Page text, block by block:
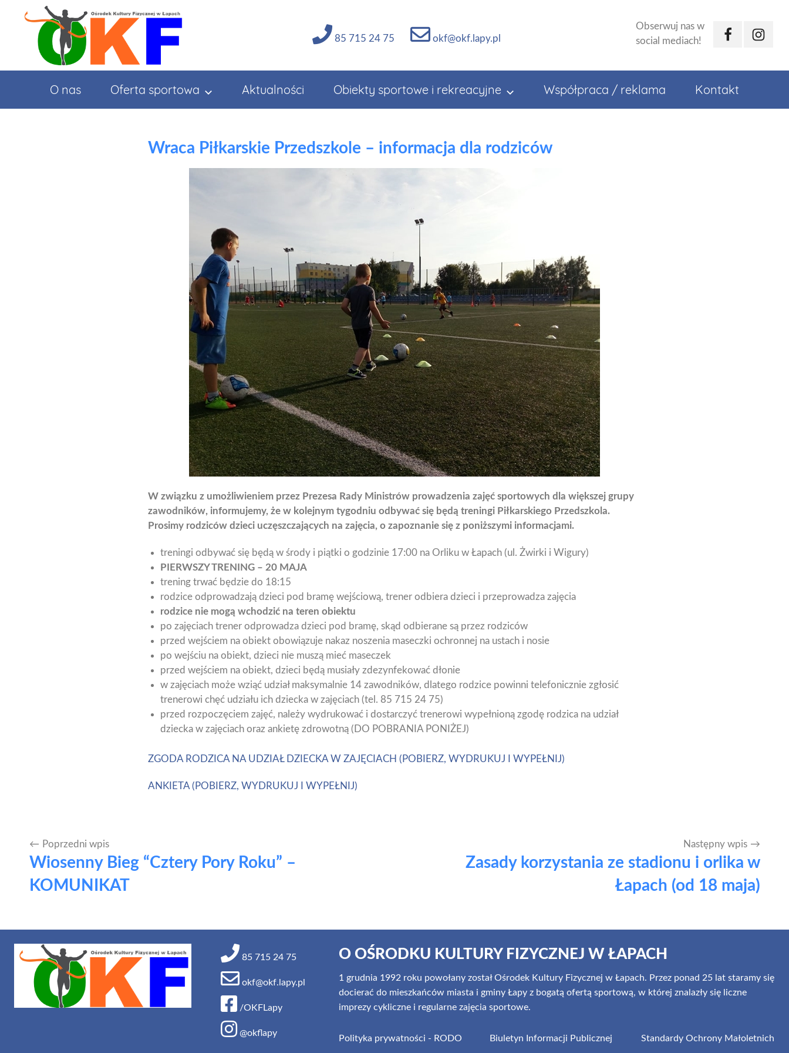
85 715 24 75 okf@okf.lapy.pl
Obserwuj nas w
social mediach!
Facebook
O nas Oferta sportowa Aktualności Obiekty sportowe i rekreacyjne Współpraca / reklama Kontakt
Wraca Piłkarskie Przedszkole – informacja dla rodziców
W związku z umożliwieniem przez Prezesa Rady Ministrów prowadzenia zajęć sportowych dla większej grupy
zawodników, informujemy, że w kolejnym tygodniu odbywać się będą treningi Piłkarskiego Przedszkola.
Prosimy rodziców dzieci uczęszczających na zajęcia, o zapoznanie się z poniższymi informacjami.
treningi odbywać się będą w środy i piątki o godzinie 17:00 na Orliku w Łapach (ul. Żwirki i Wigury)
PIERWSZY TRENING – 20 MAJA
trening trwać będzie do 18:15
rodzice odprowadzają dzieci pod bramę wejściową, trener odbiera dzieci i przeprowadza zajęcia
rodzice nie mogą wchodzić na teren obiektu
po zajęciach trener odprowadza dzieci pod bramę, skąd odbierane są przez rodziców
przed wejściem na obiekt obowiązuje nakaz noszenia maseczki ochronnej na ustach i nosie
po wejściu na obiekt, dzieci nie muszą mieć maseczek
przed wejściem na obiekt, dzieci będą musiały zdezynfekować dłonie
w zajęciach może wziąć udział maksymalnie 14 zawodników, dlatego rodzice powinni telefonicznie zgłosić
trenerowi chęć udziału ich dziecka w zajęciach (tel. 85 715 24 75)
przed rozpoczęciem zajęć, należy wydrukować i dostarczyć trenerowi wypełnioną zgodę rodzica na udział
dziecka w zajęciach oraz ankietę zdrowotną (DO POBRANIA PONIŻEJ)
ZGODA RODZICA NA UDZIAŁ DZIECKA W ZAJĘCIACH (POBIERZ, WYDRUKUJ I WYPEŁNIJ)
ANKIETA (POBIERZ, WYDRUKUJ I WYPEŁNIJ)
Nawigacja
wpisu
Poprzedni wpis
Wiosenny Bieg “Cztery Pory Roku” –
KOMUNIKAT
Następny wpis
Zasady korzystania ze stadionu i orlika w
Łapach (od 18 maja)
85 715 24 75
okf@okf.lapy.pl
/OKFLapy
@okflapy
O OŚRODKU KULTURY FIZYCZNEJ W ŁAPACH
1 grudnia 1992 roku powołany został Ośrodek Kultury Fizycznej w Łapach. Przez ponad 25 lat staramy się
docierać do mieszkańców miasta i gminy Łapy z bogatą ofertą sportową, w której znalazły się liczne
imprezy cykliczne i regularne zajęcia sportowe.
Polityka prywatności - RODO Biuletyn Informacji Publicznej Standardy Ochrony Małoletnich